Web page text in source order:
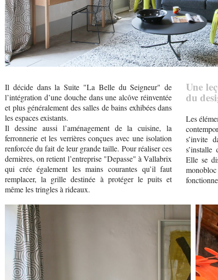
Il décide dans la Suite "La Belle du Seigneur" de
l’intégration d’une douche dans une alcôve réinventée
et plus généralement des salles de bains exhibées dans
les espaces existants.
Il dessine aussi l’aménagement de la cuisine, la
ferronnerie et les verrières conçues avec une isolation
renforcée du fait de leur grande taille. Pour réaliser ces
dernières, on retient l’entreprise "Depasse" à Vallabrix
qui crée également les mains courantes qu’il faut
remplacer, la grille destinée à protéger le puits et
même les tringles à rideaux.
Une
du
Les
s’invite
s’installe
Elle se